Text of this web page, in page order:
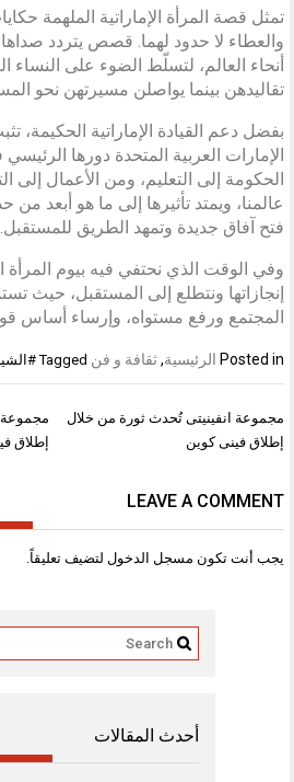
تمثل قصة المرأة الإماراتية الملهمة
والعطاء لا حدود لهما. قصص يتردد
أنحاء العالم، لتسلّط الضوء على
تقاليدهن بينما يواصلن مسيرتهن نحو
بفضل دعم القيادة الإماراتية الحكيمة،
الإمارات العربية المتحدة دورها
الحكومة إلى التعليم، ومن الأعمال إلى
عالمنا، ويمتد تأثيرها إلى ما هو أبعد من
فتح آفاق جديدة وتمهد الطريق للمستقبل.
وفي الوقت الذي نحتفي فيه بيوم المرأة
إنجازاتها ونتطلع إلى المستقبل، حيث
المجتمع ورفع مستواه، وإرساء أساس
Posted in الرئيسية,ثقافة و فن Tagged
تصفّح
المقالات
مجموعة
إطلاق
مجموعة انفينيتى تُحدث ثورة من خلال
إطلاق فينى كوين
LEAVE A COMMENT
يجب أنت تكون مسجل الدخول لتضيف تعليقاً.
أحدث المقالات